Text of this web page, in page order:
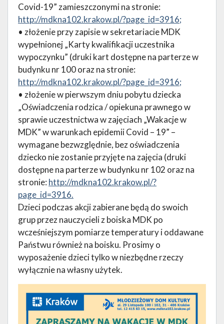
Covid-19” zamieszczonymi na stronie:
http://mdkna102.krakow.pl/?page_id=3916;
• złożenie przy zapisie w sekretariacie MDK
wypełnionej „Karty kwalifikacji uczestnika
wypoczynku” (druki kart dostępne na parterze w
budynku nr 100 oraz na stronie:
http://mdkna102.krakow.pl/?page_id=3916;
• złożenie w pierwszym dniu pobytu dziecka
„Oświadczenia rodzica / opiekuna prawnego w
sprawie uczestnictwa w zajęciach „Wakacje w
MDK” w warunkach epidemii Covid – 19” –
wymagane bezwzględnie, bez oświadczenia
dziecko nie zostanie przyjęte na zajęcia (druki
dostępne na parterze w budynku nr 102 oraz na
stronie: http://mdkna102.krakow.pl/?
page_id=3916.
Dzieci podczas akcji zabierane będą do swoich
grup przez nauczycieli z boiska MDK po
wcześniejszym pomiarze temperatury i oddawane
Państwu również na boisku. Prosimy o
wyposażenie dzieci tylko w niezbędne rzeczy
wyłącznie na własny użytek.